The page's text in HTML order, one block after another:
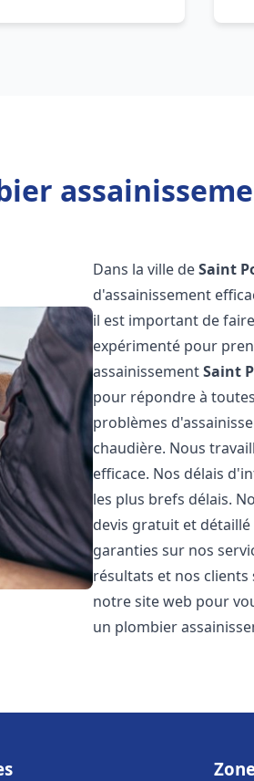
Dans la ville deSaint
d'assainissement
il est important de
expérimenté pour
assainissementSaint
pour répondre à
problèmes
chaudière. Nous
efficace. Nos délais
les plus brefs délais.
devis gratuit et
garanties sur nos
résultats et nos
notre site web pour
un plombier